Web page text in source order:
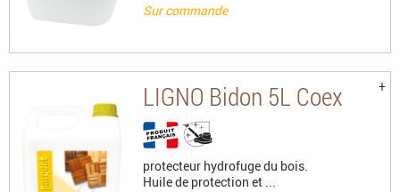
Sur commande
LIGNO Bidon 5L Coex
protecteur hydrofuge du bois.
Huile de protection et ...